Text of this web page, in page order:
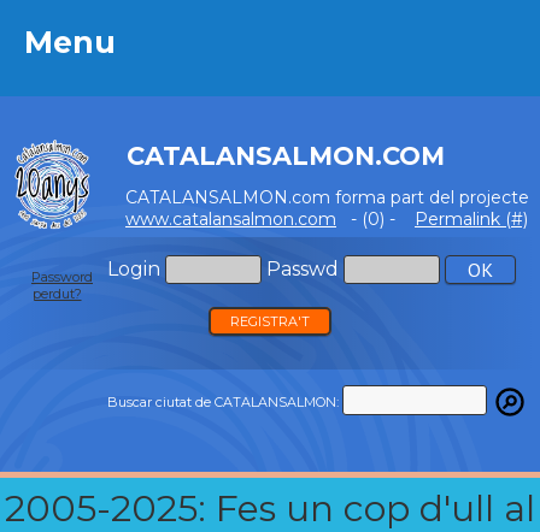
Menu
CATALANSALMON.COM
CATALANSALMON.com forma part del projecte
www.catalansalmon.com - (0) - Permalink (#)
Login Passwd
Password
perdut?
REGISTRA'T
Buscar ciutat de CATALANSALMON:
2005-2025: Fes un cop d'ull al
Menu